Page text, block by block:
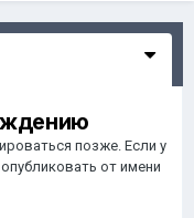
позже. Если у
опубликовать от имени